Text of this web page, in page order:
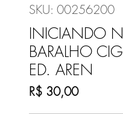
SKU: 00256200
INICIANDO
BARALHO
ED. AREN
R$ 30,00Preço